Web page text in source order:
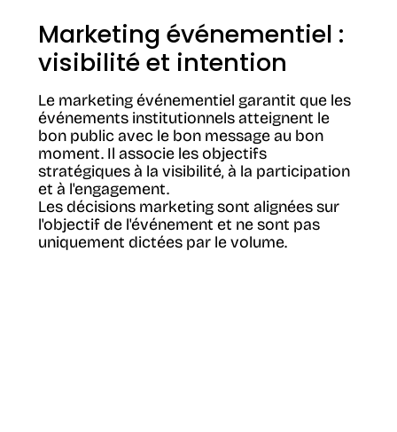
Marketing événementiel :
visibilité et intention
Le marketing événementiel garantit que les
événements institutionnels atteignent le
bon public avec le bon message au bon
moment. Il associe les objectifs
stratégiques à la visibilité, à la participation
et à l'engagement.
Les décisions marketing sont alignées sur
l'objectif de l'événement et ne sont pas
uniquement dictées par le volume.